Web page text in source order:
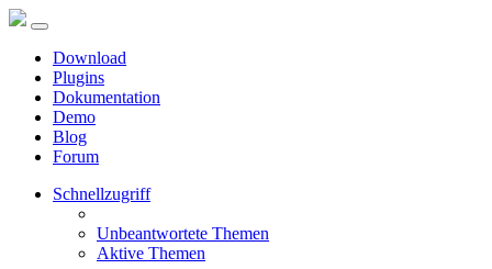
Download
Plugins
Dokumentation
Demo
Blog
Forum
Schnellzugriff
Unbeantwortete Themen
Aktive Themen